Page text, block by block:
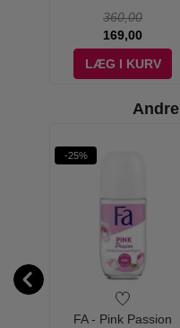
360,00
169,00
LÆG I KURV
-25%
FA - Pink Passion